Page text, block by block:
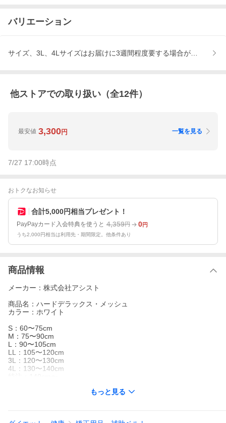
バリエーション
サイズ、3L、4Lサイズはお届けに3週間程度要する場合があります
他ストアでの取り扱い（全12件）
最安値 3,300円 一覧を見る
7/27 17:00時点
おトクなお知らせ
合計5,000円相当プレゼント！
PayPayカード入会特典を使うと 4,359円 0円
うち2,000円相当は利用先・期間限定。他条件あり
商品情報
メーカー：株式会社アシスト
商品名：ハードデラックス・メッシュ
カラー：ホワイト
S：60〜75cm
M：75〜90cm
L：90〜105cm
LL：105〜120cm
3L：120〜130cm
4L：130〜140cm
もっと見る